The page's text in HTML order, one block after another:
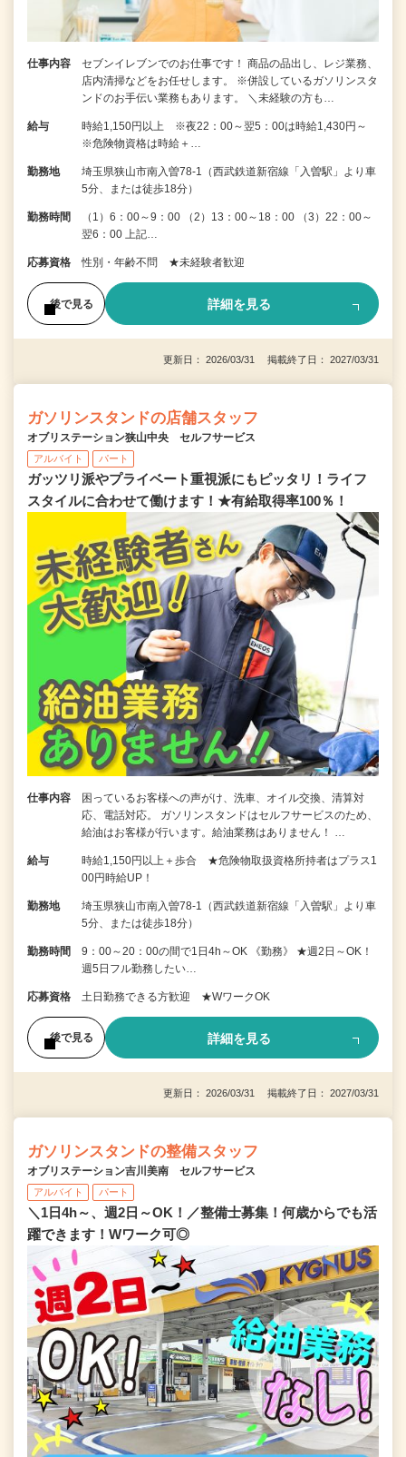
仕事内容
セブンイレブンでのお仕事です！ 商品の品出し、レジ業務、
店内清掃などをお任せします。 ※併設しているガソリンスタ
ンドのお手伝い業務もあります。 ＼未経験の方も…
給与
時給1,150円以上 ※夜22：00～翌5：00は時給1,430円～
※危険物資格は時給＋…
勤務地
埼玉県狭山市南入曽78-1（西武鉄道新宿線「入曽駅」より車
5分、または徒歩18分）
勤務時間
（1）6：00～9：00 （2）13：00～18：00 （3）22：00～
翌6：00 上記…
応募資格 性別・年齢不問 ★未経験者歓迎
後で見る 詳細を見る
更新日： 2026/03/31 掲載終了日： 2027/03/31
ガソリンスタンドの店舗スタッフ
オブリステーション狭山中央 セルフサービス
アルバイト パート
ガッツリ派やプライベート重視派にもピッタリ！ライフ
スタイルに合わせて働けます！★有給取得率100％！
仕事内容
困っているお客様への声がけ、洗車、オイル交換、清算対
応、電話対応。 ガソリンスタンドはセルフサービスのため、
給油はお客様が行います。給油業務はありません！ …
給与
時給1,150円以上＋歩合 ★危険物取扱資格所持者はプラス1
00円時給UP！
勤務地
埼玉県狭山市南入曽78-1（西武鉄道新宿線「入曽駅」より車
5分、または徒歩18分）
勤務時間
9：00～20：00の間で1日4h～OK 《勤務》 ★週2日～OK！
週5日フル勤務したい…
応募資格 土日勤務できる方歓迎 ★WワークOK
後で見る 詳細を見る
更新日： 2026/03/31 掲載終了日： 2027/03/31
ガソリンスタンドの整備スタッフ
オブリステーション吉川美南 セルフサービス
アルバイト パート
＼1日4h～、週2日～OK！／整備士募集！何歳からでも活
躍できます！Wワーク可◎